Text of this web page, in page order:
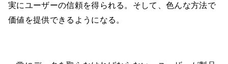
実にユーザーの信頼を得られる。そして、色んな方法で
価値を提供できるようになる。